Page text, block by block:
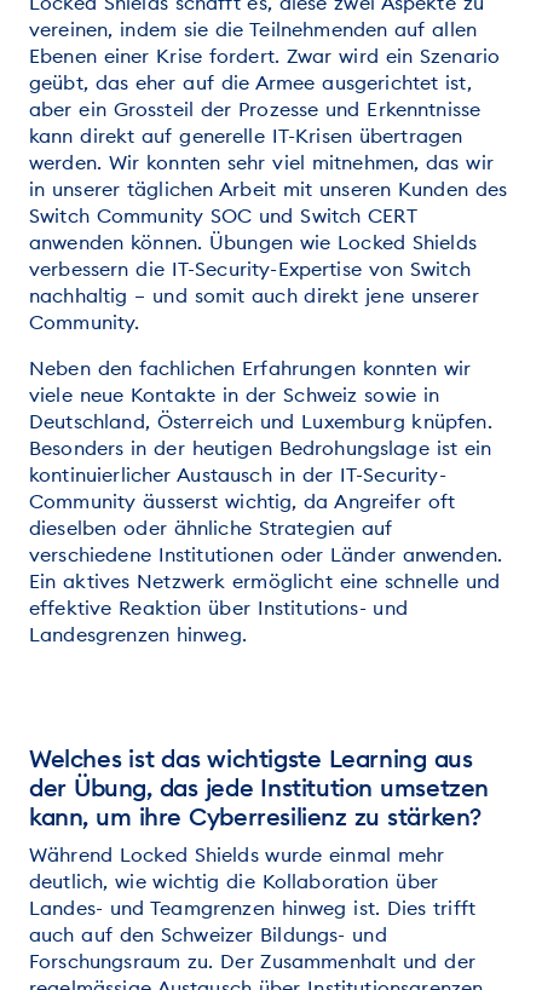
vereinen, indem sie die Teilnehmenden auf allen
Ebenen einer Krise fordert. Zwar wird ein Szenario
geübt, das eher auf die Armee ausgerichtet ist,
aber ein Grossteil der Prozesse und Erkenntnisse
kann direkt auf generelle IT-Krisen übertragen
werden. Wir konnten sehr viel mitnehmen, das wir
in unserer täglichen Arbeit mit unseren Kunden des
Switch Community SOC und Switch CERT
anwenden können. Übungen wie Locked Shields
verbessern die IT-Security-Expertise von Switch
nachhaltig – und somit auch direkt jene unserer
Community.
Neben den fachlichen Erfahrungen konnten wir
viele neue Kontakte in der Schweiz sowie in
Deutschland, Österreich und Luxemburg knüpfen.
Besonders in der heutigen Bedrohungslage ist ein
kontinuierlicher Austausch in der IT-Security-
Community äusserst wichtig, da Angreifer oft
dieselben oder ähnliche Strategien auf
verschiedene Institutionen oder Länder anwenden.
Ein aktives Netzwerk ermöglicht eine schnelle und
effektive Reaktion über Institutions- und
Landesgrenzen hinweg.
Welches ist das wichtigste Learning aus
der Übung, das jede Institution umsetzen
kann, um ihre Cyberresilienz zu stärken?
Während Locked Shields wurde einmal mehr
deutlich, wie wichtig die Kollaboration über
Landes- und Teamgrenzen hinweg ist. Dies trifft
auch auf den Schweizer Bildungs- und
Forschungsraum zu. Der Zusammenhalt und der